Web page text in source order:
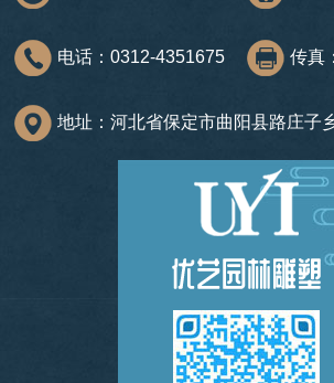
电话：0312-4351675 传真
地址：河北省保定市曲阳县路庄子